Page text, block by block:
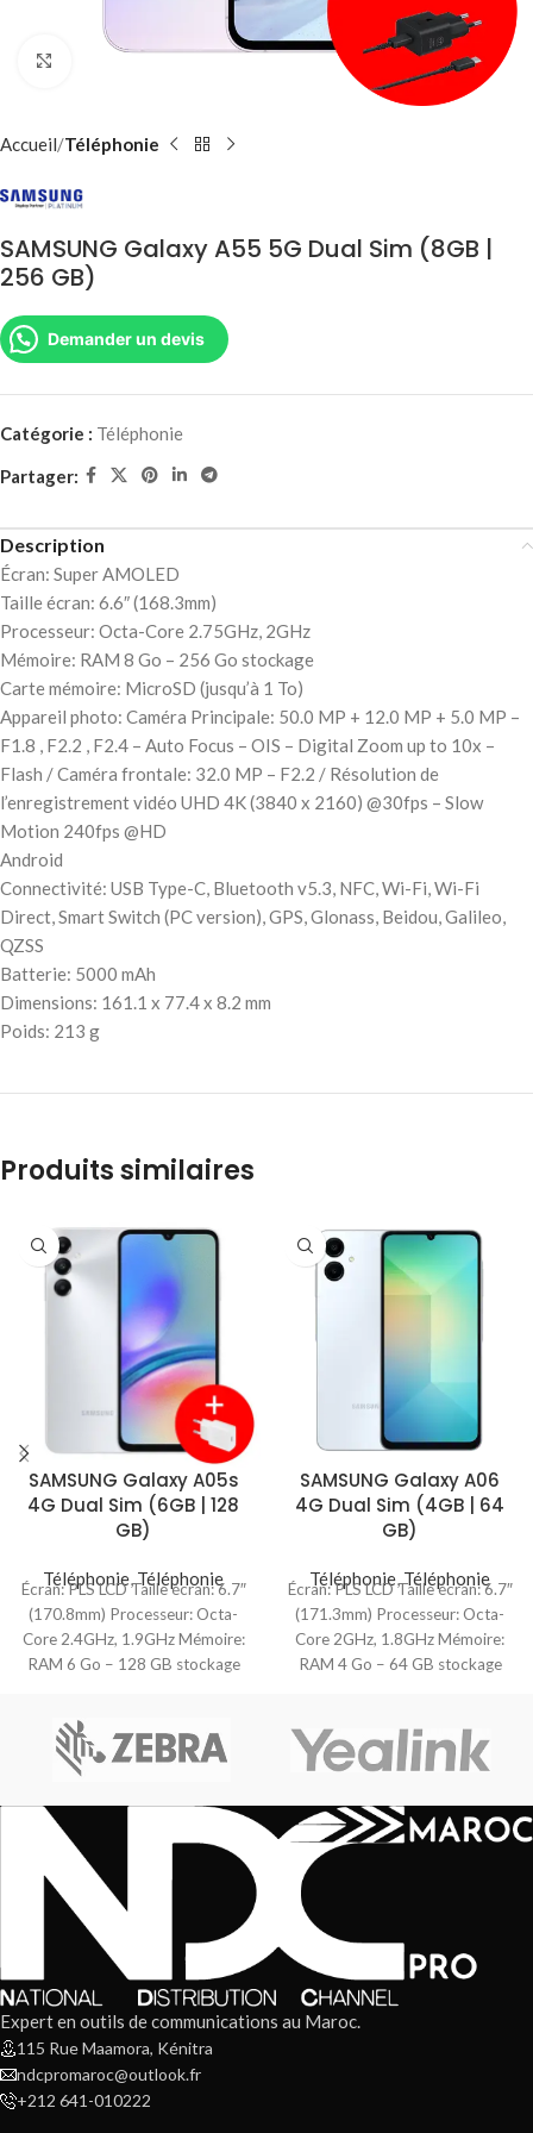
Accueil Téléphonie
SAMSUNG Galaxy A55 5G Dual Sim (8GB |
256 GB)
Demander un devis
Catégorie : Téléphonie
Partager:
Description
Écran: Super AMOLED
Taille écran: 6.6″ (168.3mm)
Processeur: Octa-Core 2.75GHz, 2GHz
Mémoire: RAM 8 Go – 256 Go stockage
Carte mémoire: MicroSD (jusqu’à 1 To)
Appareil photo: Caméra Principale: 50.0 MP + 12.0 MP + 5.0 MP –
F1.8 , F2.2 , F2.4 – Auto Focus – OIS – Digital Zoom up to 10x –
Flash / Caméra frontale: 32.0 MP – F2.2 / Résolution de
l’enregistrement vidéo UHD 4K (3840 x 2160) @30fps – Slow
Motion 240fps @HD
Android
Connectivité: USB Type-C, Bluetooth v5.3, NFC, Wi-Fi, Wi-Fi
Direct, Smart Switch (PC version), GPS, Glonass, Beidou, Galileo,
QZSS
Batterie: 5000 mAh
Dimensions: 161.1 x 77.4 x 8.2 mm
Poids: 213 g
Produits similaires
SAMSUNG Galaxy A05s
4G Dual Sim (6GB | 128
GB)
Téléphonie,Téléphonie
Écran: PLS LCD Taille écran: 6.7″
(170.8mm) Processeur: Octa-
Core 2.4GHz, 1.9GHz Mémoire:
RAM 6 Go – 128 GB stockage
SAMSUNG Galaxy A06
4G Dual Sim (4GB | 64
GB)
Téléphonie,Téléphonie
Écran: PLS LCD Taille écran: 6.7″
(171.3mm) Processeur: Octa-
Core 2GHz, 1.8GHz Mémoire:
RAM 4 Go – 64 GB stockage
Expert en outils de communications au Maroc.
115 Rue Maamora, Kénitra
ndcpromaroc@outlook.fr
+212 641-010222